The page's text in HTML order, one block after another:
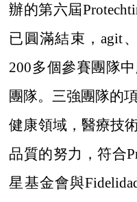
辦的第六屆
已圓滿結束，agit
200多個參賽團隊
團隊。三強團隊的
健康領域，醫療技
品質的努力，符合
星基金會與